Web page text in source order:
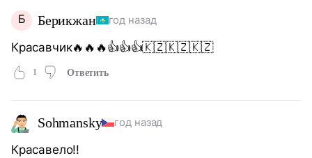
Б Берикжан год назад
Красавчик🔥🔥🔥👍👍👍🇰🇿🇰🇿🇰🇿
1 Ответить
Sohmansky год назад
Красавело!!